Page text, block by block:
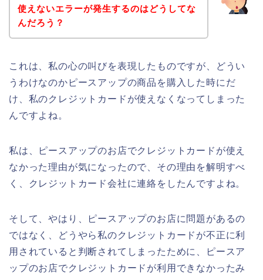
使えないエラーが発生するのはどうしてな
んだろう？
これは、私の心の叫びを表現したものですが、どうい
うわけなのかピースアップの商品を購入した時にだ
け、私のクレジットカードが使えなくなってしまった
んですよね。
私は、ピースアップのお店でクレジットカードが使え
なかった理由が気になったので、その理由を解明すべ
く、クレジットカード会社に連絡をしたんですよね。
そして、やはり、ピースアップのお店に問題があるの
ではなく、どうやら私のクレジットカードが不正に利
用されていると判断されてしまったために、ピースア
ップのお店でクレジットカードが利用できなかったみ